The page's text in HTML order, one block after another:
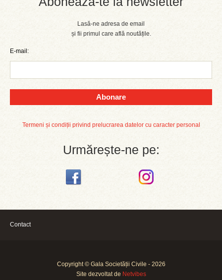
Lasă-ne adresa de email
și fii primul care află noutățile.
E-mail:
Abonare
Termeni și condiții privind prelucrarea datelor cu caracter personal
Urmărește-ne pe:
Contact
Copyright © Gala Societății Civile - 2026
Site dezvoltat de Netvibes